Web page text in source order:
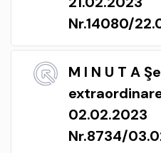
Nr.14080/
M I N U T A
02.02.2023
Nr.8734/